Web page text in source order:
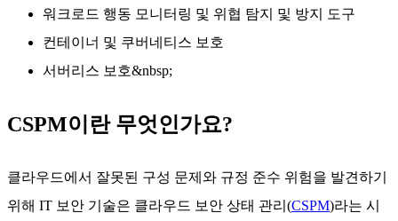
워크로드 행동 모니터링 및 위협 탐지 및 방지 도구
컨테이너 및 쿠버네티스 보호
서버리스 보호&nbsp;
CSPM이란 무엇인가요?
클라우드에서 잘못된 구성 문제와 규정 준수 위험을 발견하기
위해 IT 보안 기술은 클라우드 보안 상태 관리(CSPM)라는 시